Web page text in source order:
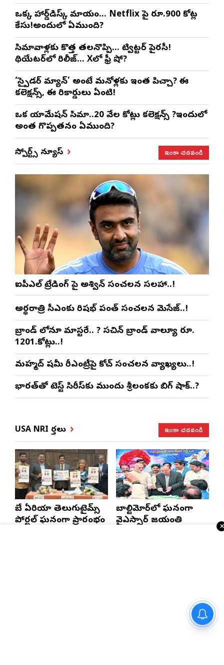
ఒక్క హార్డ్‌డిస్క్ మాయం… Netflix పై రూ.900 కోట్ల
కేసు!అందులో ఏముంది?
సినిమావాళ్లకు కొత్త తలనొప్పి… ట్విట్టర్ పైరసీ!
థియేటర్‌లో రిలీజ్… Xలో ఫ్రీ షో?
‘స్పైడర్ మ్యాన్’ అంటే మనోళ్లకు ఇంత పిచ్చా? ఈ
కలెక్షన్స్, ఈ రికార్డులు ఏంటి!
ఒక యానిమేషన్ సినిమా..20 వేల కోట్లు కలెక్షన్స్ ?ఇందులో
అంత గొప్పతనం ఏముంది?
స్పోర్ట్స్ న్యూస్ ఇంకా చదవండి
ఐపీఎల్ ట్రేడింగ్ పై అశ్విన్ సంచలన సలహా..!
అర్థరాత్రి సీఎంకు రిషభ్ పంత్ సంచలన మెసేజ్..!
బ్రాండ్ లోనూ మాస్టరే.. ? సచిన్ బ్రాండ్ వాల్యూ రూ.
1201.కోట్లు..!
మహ్మద్ షమీ రీఎంట్రీపై కోచ్ సంచలన వ్యాఖ్యలు..!
భారత్‌తో టెస్ట్ సిరీస్‌కు ముందు శ్రీలంకకు బిగ్ షాక్..?
USA NRI వార్తలు ఇంకా చదవండి
బే ఏరియా తెలుగుటైమ్స్
పోర్టల్ ఘనంగా ప్రారంభం
బాల్టిమోర్‌లో ఘనంగా
వైఎస్సార్‌ జయంతి
నాగార్జున సాగ‌ర్‌లో వరుణ యాగం :